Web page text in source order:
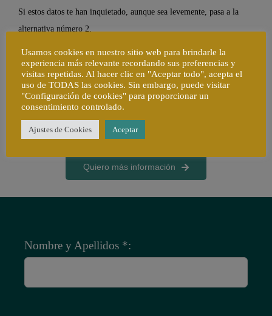
Si estos datos te han inquietado, aunque sea levemente, pasa a la
alternativa número 2.
2.- Puedes aprovechar este momento de tu vida donde tienes la
capacidad de generar ingresos para asegurarte vivir una jubilación
tranquila y justa cuando llegue el momento. Recuerda que pasamos
casi 1/3 de nuestra vida estando jubilados.
Quiero más información
Nombre y Apellidos *:
Usamos cookies en nuestro sitio web para brindarle la
experiencia más relevante recordando sus preferencias y
visitas repetidas. Al hacer clic en "Aceptar todo", acepta el
uso de TODAS las cookies. Sin embargo, puede visitar
"Configuración de cookies" para proporcionar un
consentimiento controlado.
Ajustes de Cookies Aceptar